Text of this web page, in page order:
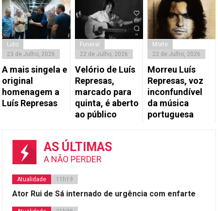
Luto
23 de Julho, 2026
A mais singela e
original
homenagem a
Luís Represas
Funeral
22 de Julho, 2026
Velório de Luís
Represas,
marcado para
quinta, é aberto
ao público
Morte
22 de Julho, 2026
Morreu Luís
Represas, voz
inconfundível
da música
portuguesa
AS ÚLTIMAS
A NÃO PERDER
Atualidade 11h19
Ator Rui de Sá internado de urgência com enfarte